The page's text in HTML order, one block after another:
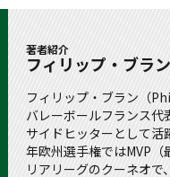
著者紹介
フィリップ・ブラ
フィリップ・ブラン（
バレーボールフランス代
サイドヒッターとして
年欧州選手権ではMVP
リアリーグのクーネオで